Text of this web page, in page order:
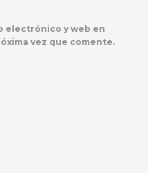
electrónico y web en
vez que comente.